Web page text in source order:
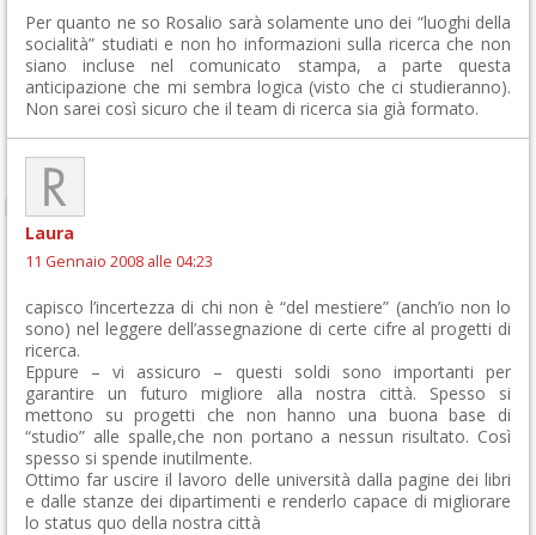
Per quanto ne so Rosalio sarà solamente uno dei “luoghi della
socialità” studiati e non ho informazioni sulla ricerca che non
siano incluse nel comunicato stampa, a parte questa
anticipazione che mi sembra logica (visto che ci studieranno).
Non sarei così sicuro che il team di ricerca sia già formato.
Laura
11 Gennaio 2008 alle 04:23
capisco l’incertezza di chi non è “del mestiere” (anch’io non lo
sono) nel leggere dell’assegnazione di certe cifre al progetti di
ricerca.
Eppure – vi assicuro – questi soldi sono importanti per
garantire un futuro migliore alla nostra città. Spesso si
mettono su progetti che non hanno una buona base di
“studio” alle spalle,che non portano a nessun risultato. Così
spesso si spende inutilmente.
Ottimo far uscire il lavoro delle università dalla pagine dei libri
e dalle stanze dei dipartimenti e renderlo capace di migliorare
lo status quo della nostra città